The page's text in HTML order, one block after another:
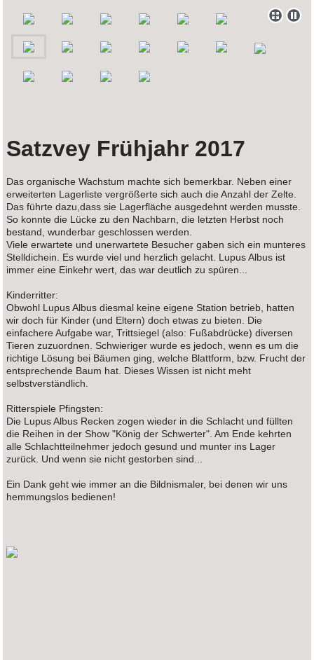
Satzvey Frühjahr 2017
Das organische Wachstum machte sich bemerkbar. Neben einer
erweiterten Lagerliste vergrößerte sich auch die Anzahl der Zelte.
Das führte dazu,dass sie Lagerfläche ausgedehnt werden musste.
So konnte die Lücke zu den Nachbarn, die letzten Herbst noch
bestand, wunderbar geschlossen werden.
Viele erwartete und unerwartete Besucher gaben sich ein munteres
Stelldichein. Es wurde viel und herzlich gelacht. Lupus Albus ist
immer eine Einkehr wert, das war deutlich zu spüren...
Kinderritter:
Obwohl Lupus Albus diesmal keine eigene Station betrieb, hatten
wir doch für Kinder (und Eltern) doch etwas zu bieten. Die
einfachere Aufgabe war, Trittsiegel (also: Fußabdrücke) diversen
Tieren zuzuordnen. Schwieriger wurde es jedoch, wenn es um die
richtige Lösung bei Bäumen ging, welche Blattform, bzw. Frucht der
entsprechende Baum hat. Dieses Wissen ist nicht meht
selbstverständlich.
Ritterspiele Pfingsten:
Die Lupus Albus Recken zogen wieder in die Schlacht und füllten
die Reihen in der Show "König der Schwerter". Am Ende kehrten
alle Schlachtteilnehmer jedoch gesund und munter ins Lager
zurück. Und wenn sie nicht gestorben sind...
Ein Dank geht wie immer an die Bildnismaler, bei denen wir uns
hemmungslos bedienen!